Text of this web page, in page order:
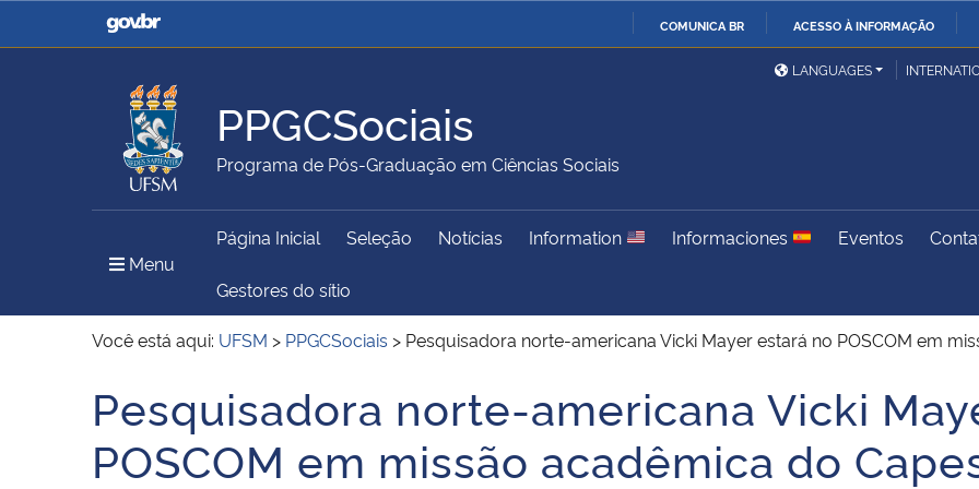
COMUNICA BR ACESSO À INFORMAÇÃO
Casa Civil
Ministério da Justiça e
Ministério da Defesa
Ministério das Relações
Exteriores
Ministério da Agricultura,
Pecuária e Abastecimento
Ministério da Educação
Ministério do Meio Ambiente Ministério do Turismo
Institucional
LANGUAGES
PPGCSociais
Programa de Pós-Graduação em Ciências Sociais
Menu
Página Inicial Seleção Notícias Information Informaciones Eventos
Gestores do sítio
Você está aqui: UFSM > PPGCSociais > Pesquisadora norte-americana Vicki Mayer estará no POSCOM em
Início do conteúdo
Pesquisadora norte-americana Vicki
POSCOM em missão acadêmica do